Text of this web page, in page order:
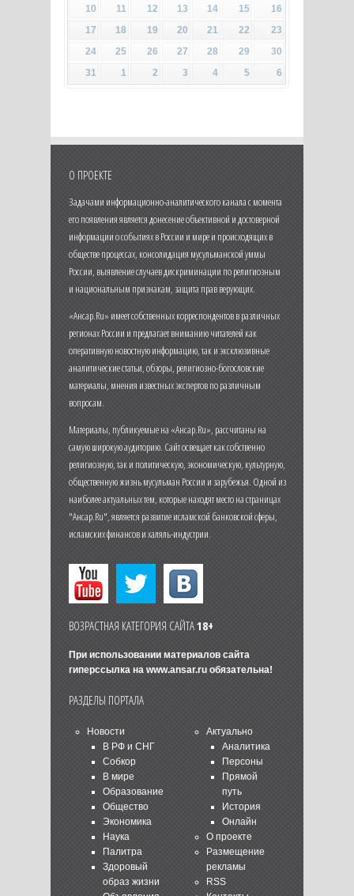
10
11 12 13 14 15
16
17
18 19 20 21 22
23
24
25 26 27 28 29
30
31
1 2 3 4 5 6
О ПРОЕКТЕ
Задачами информационно-аналитического канала с момента
его появления является донесение объективной и достоверной
информации о событиях в России и мире и происходящих в
обществе процессах, консолидация мусульманской уммы
России, выявление случаев дискриминации по религиозным
и национальным признакам, защита прав верующих.
«Ансар.Ru» имеет собственных корреспондентов в различных
регионах России и предлагает вниманию читателей как
оперативную новостную информацию, так и эксклюзивные
аналитические статьи, обзоры, религиозно-богословские
материалы, мнения известных экспертов по различным
вопросам.
Материалы, публикуемые на «Ансар.Ru», рассчитаны на
самую широкую аудиторию. Сайт освещает как собственно
религиозную, так и политическую, экономическую, культурную,
общественную жизнь мусульман России и зарубежья. Одной из
наиболее актуальных тем, которые находят место на страницах
"Ансар.Ru", является развитие исламской банковской сферы,
исламских финансов и халяль-индустрии.
ВОЗРАСТНАЯ КАТЕГОРИЯ САЙТА18+
При использовании материалов сайта
гиперссылка на www.ansar.ruобязательна!
РАЗДЕЛЫ ПОРТАЛА
Новости
В РФ и СНГ
Собкор
В мире
Образование
Общество
Экономика
Наука
Палитра
Здоровый
образ жизни
Актуально
Аналитика
Персоны
Прямой
путь
История
Онлайн
О проекте
Размещение
рекламы
RSS